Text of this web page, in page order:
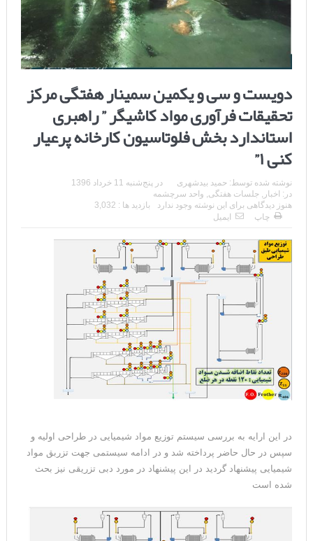
دویست و سی و یکمین سمینار هفتگی مرکز
تحقیقات فرآوری مواد کاشیگر ” راهبری
استاندارد بخش فلوتاسیون کارخانه پرعیار
کنی ۱”
نوشته شده توسط: حمید بیدشهری در پنج‌شنبه 11 خرداد 1396
در: اخبار جلسات هفتگی واحد سرچشمه
هنوز دیدگاهی برای این نوشته وجود ندارد
بازدید ها : 3,032
چاپ
ایمیل
در این ارایه به بررسی سیستم توزیع مواد شیمیایی در طراحی اولیه و
سپس در حال حاضر پرداخته شد و در ادامه سیستمی جهت تزربق مواد
شیمیایی پیشنهاد گردید در این پیشنهاد در مورد دبی تزریقی نیز بحث
شده است